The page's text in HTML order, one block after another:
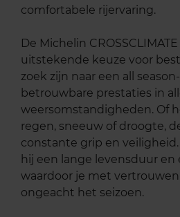
comfortabele rijervaring.
De Michelin
uitstekende keuze voor
zoek zijn naar een all
betrouwbare prestaties in
weersomstandigheden. Of
regen, sneeuw of droogte,
constante grip en
hij een lange levensduur en
waardoor je met
ongeacht het seizoen.